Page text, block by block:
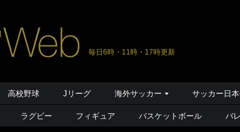
毎日6時・11時・17時更新
高校野球 Jリーグ 海外サッカー サッカー日
ラグビー フィギュア バスケットボール バ